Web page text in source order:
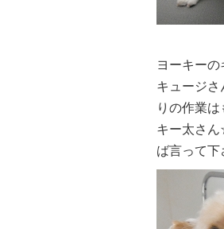
ヨーキー
キュージ
りの作業は
キー太さ
ば言って下